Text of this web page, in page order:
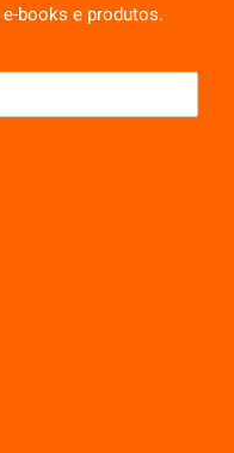
books e produtos.